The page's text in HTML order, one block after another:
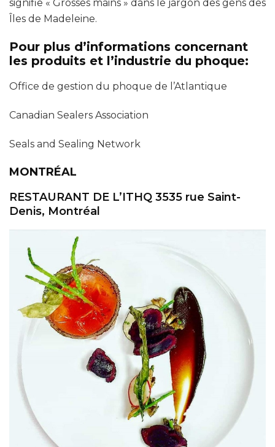
signifie « Grosses mains » dans le jargon des gens des
Îles de Madeleine.
Pour plus d’informations concernant
les produits et l’industrie du phoque:
Office de gestion du phoque de l’Atlantique
Canadian Sealers Association
Seals and Sealing Network
MONTRÉAL
RESTAURANT DE L’ITHQ 3535 rue Saint-
Denis, Montréal